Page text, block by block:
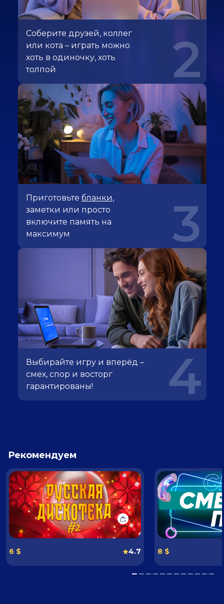
Соберите друзей, коллег
или кота – играть можно
хоть в одиночку, хоть
толпой
2
Приготовьте бланки,
заметки или просто
включите память на
максимум
3
Выбирайте игру и вперёд –
смех, спор и восторг
гарантированы!
4
Рекомендуем
6 $ 4.7 8 $